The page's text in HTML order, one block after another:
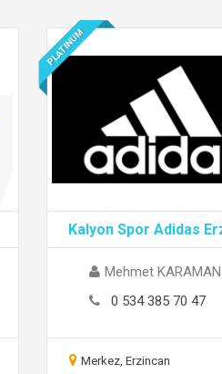
PLATINUM
Kalyon Spor Adidas
Mehmet KARAMAN
0 534 385 70 47
Merkez, Erzincan